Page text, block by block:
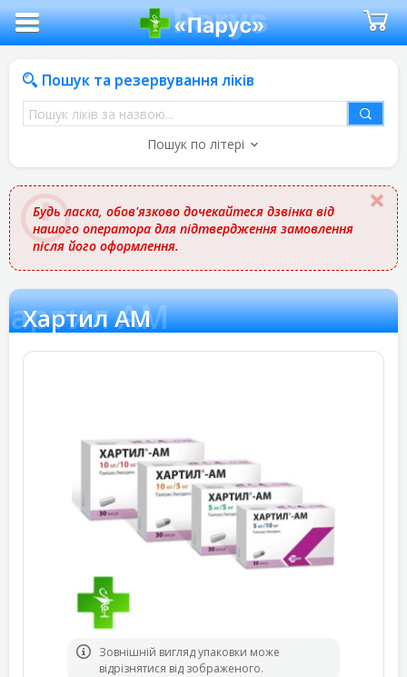
Пошук та резервування ліків
Пошук
ліків
назвою
Пошук по літері
Будь ласка, обов'язково дочекайтеся дзвінка від
нашого оператора для підтвердження замовлення
після його оформлення.
АМ
Хартил АМ
Зовнішній вигляд упаковки може
відрізнятися від зображеного.